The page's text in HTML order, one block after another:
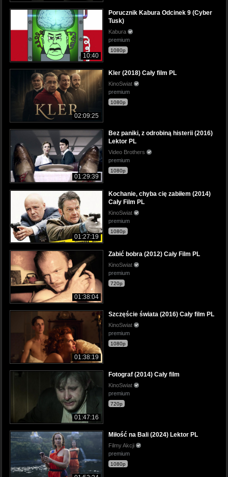
10:40
Porucznik Kabura Odcinek 9 (Cyber
Tusk)
Kabura
premium
1080p
02:09:25
Kler (2018) Cały film PL
KinoSwiat
premium
1080p
01:29:39
Bez paniki, z odrobiną histerii (2016)
Lektor PL
Video Brothers
premium
1080p
01:27:19
Kochanie, chyba cię zabiłem (2014)
Cały Film PL
KinoSwiat
premium
1080p
01:38:04
Zabić bobra (2012) Cały Film PL
KinoSwiat
premium
720p
01:38:19
Szczęście świata (2016) Cały film PL
KinoSwiat
premium
1080p
01:47:16
Fotograf (2014) Cały film
KinoSwiat
premium
720p
Miłość na Bali (2024) Lektor PL
Filmy Akcji
premium
1080p